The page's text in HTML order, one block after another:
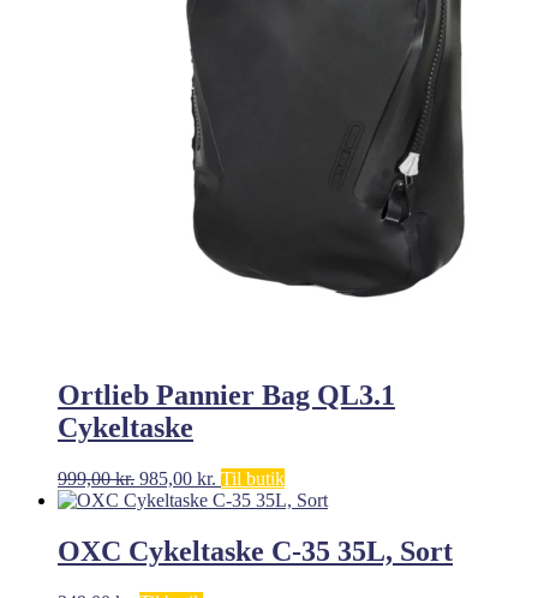
Ortlieb Pannier Bag QL3.1
Cykeltaske
999,00kr. Den
oprindelige
var:
999,00 kr..
985,00 kr. Den
aktuelle
985,00 kr..
Til butik
OXC Cykeltaske C-35 35L, Sort